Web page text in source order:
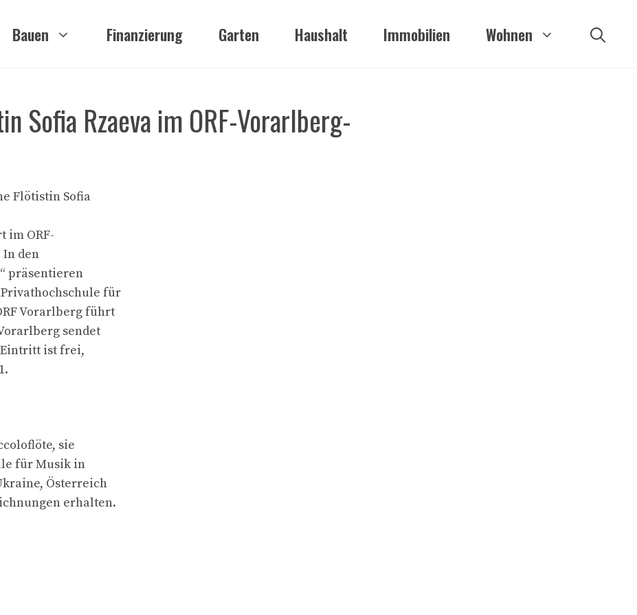
Bauen Finanzierung Garten Haushalt Immobilien Wohnen
Sofia Rzaeva im ORF-Vorarlberg-
Flötistin Sofia
im ORF-
den
präsentieren
für
Vorarlberg führt
sendet
Eintritt ist frei,
sie
für Musik in
Österreich
erhalten.